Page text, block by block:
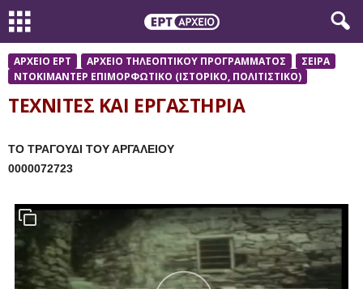
ΑΡΧΕΙΟ ΕΡΤ ΑΡΧΕΙΟ ΤΗΛΕΟΠΤΙΚΟΥ ΠΡΟΓΡΑΜΜΑΤΟΣ
ΣΕΙΡΑ
ΝΤΟΚΙΜΑΝΤΕΡ ΕΠΙΜΟΡΦΩΤΙΚΟ (ΙΣΤΟΡΙΚΟ, ΠΟΛΙΤΙΣΤΙΚΟ)
ΤΕΧΝΙΤΕΣ ΚΑΙ ΕΡΓΑΣΤΗΡΙΑ
ΤΟ ΤΡΑΓΟΥΔΙ ΤΟΥ ΑΡΓΑΛΕΙΟΥ
0000072723